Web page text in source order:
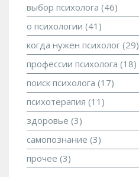
выбор психолога (46)
о психологии (41)
когда нужен психолог (29)
профессии психолога (18)
поиск психолога (17)
психотерапия (11)
здоровье (3)
самопознание (3)
прочее (3)